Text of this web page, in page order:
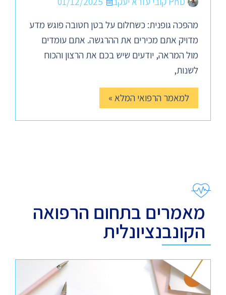
מהפכה גופנית: כשחלום על בטן חטובה פוגש מדע
מדויק אתם מכירים את ההרגשה. אתם עומדים
מול המראה, יודעים שיש בכם את הרצון והכוח
לשנות,
למאמר הרפואי המלא »
מאמרים בתחום הרפואה
הקונבנציונלית